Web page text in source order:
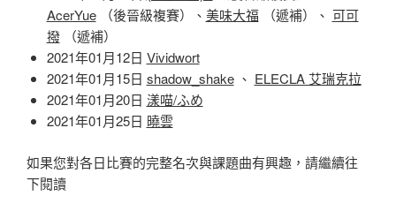
AcerYue（後晉級複賽）、 美味大福（遞補）、 可可
撥（遞補）
2021年01月12日 Vividwort
2021年01月15日 shadow_shake、 ELECLA 艾瑞克拉
2021年01月20日 漾喵/ふめ
2021年01月25日 曉雲
如果您對各日比賽的完整名次與課題曲有興趣，請繼續往
下閱讀